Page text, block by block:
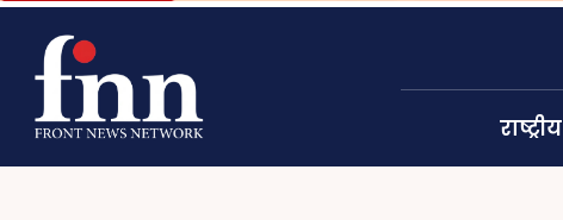
राष्ट्रीय